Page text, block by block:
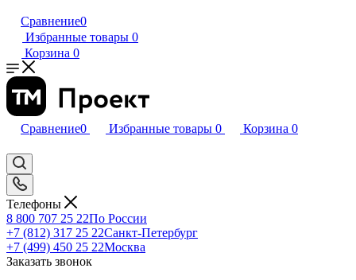
Сравнение0
Избранные товары 0
Корзина 0
Сравнение0 Избранные товары 0 Корзина 0
Телефоны
8 800 707 25 22По России
+7 (812) 317 25 22Санкт-Петербург
+7 (499) 450 25 22Москва
Заказать звонок